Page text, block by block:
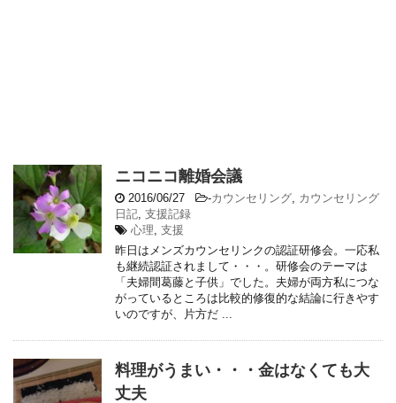
ニコニコ離婚会議
2016/06/27 -カウンセリング
カウンセリング
日記 支援記録
心理 支援
昨日はメンズカウンセリンクの認証研修会。一応私
も継続認証されまして・・・。研修会のテーマは
「夫婦間葛藤と子供」でした。夫婦が両方私につな
がっているところは比較的修復的な結論に行きやす
いのですが、片方だ ...
料理がうまい・・・金はなくても大
丈夫